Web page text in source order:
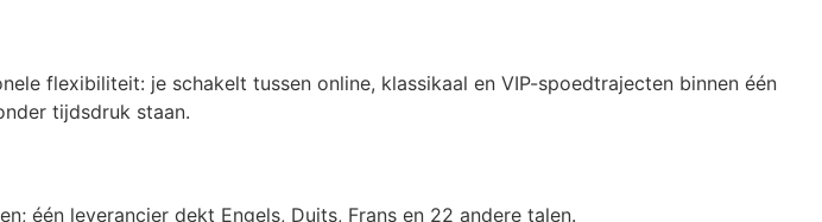
flexibiliteit: je schakelt tussen online, klassikaal en VIP-spoedtrajecten binnen één
tijdsdruk staan.
één leverancier dekt Engels, Duits, Frans en 22 andere talen.